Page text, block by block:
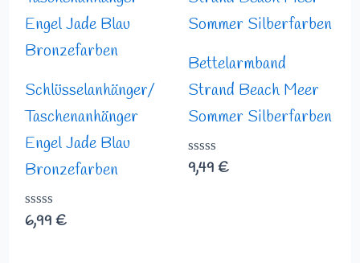
Schlüsselanhänger/
Taschenanhänger
Engel Jade Blau
Bronzefarben
Bewertet
mit
6,99 €
Bettelarmband
Strand Beach Meer
Sommer Silberfarben
Bewertet
mit
9,49 €